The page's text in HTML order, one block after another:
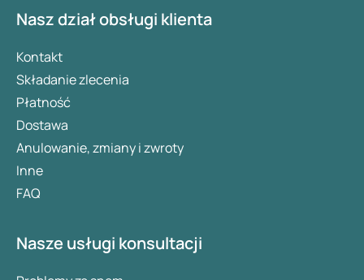
Nasz dział obsługi klienta
Kontakt
Składanie zlecenia
Płatność
Dostawa
Anulowanie, zmiany i zwroty
Inne
FAQ
Nasze usługi konsultacji